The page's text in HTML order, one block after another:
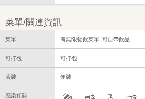
菜單/關連資訊
菜單 有無限暢飲菜單, 可自帶飲品
可打包 可打包
著裝 便裝
感染預防